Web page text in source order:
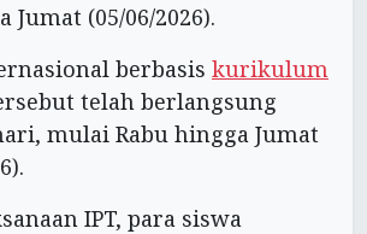
Jumat (05/06/2026).
berbasis kurikulum
telah berlangsung
mulai Rabu hingga Jumat
IPT, para siswa